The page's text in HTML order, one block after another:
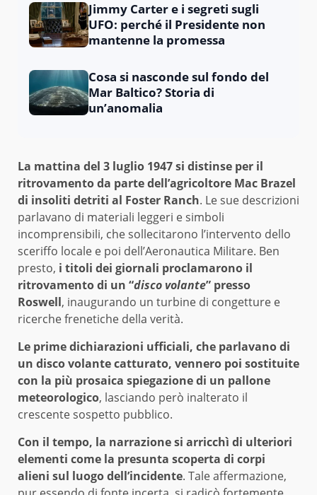
Jimmy Carter e i segreti sugli
UFO: perché il Presidente non
mantenne la promessa
Cosa si nasconde sul fondo del
Mar Baltico? Storia di
un’anomalia
La mattina del 3 luglio 1947 si distinse per il
ritrovamento da parte dell’agricoltore Mac Brazel
di insoliti detriti al Foster Ranch. Le sue descrizioni
parlavano di materiali leggeri e simboli
incomprensibili, che sollecitarono l’intervento dello
sceriffo locale e poi dell’Aeronautica Militare. Ben
presto, i titoli dei giornali proclamarono il
ritrovamento di un “disco volante” presso
Roswell, inaugurando un turbine di congetture e
ricerche frenetiche della verità.
Le prime dichiarazioni ufficiali, che parlavano di
un disco volante catturato, vennero poi sostituite
con la più prosaica spiegazione di un pallone
meteorologico, lasciando però inalterato il
crescente sospetto pubblico.
Con il tempo, la narrazione si arricchì di ulteriori
elementi come la presunta scoperta di corpi
alieni sul luogo dell’incidente. Tale affermazione,